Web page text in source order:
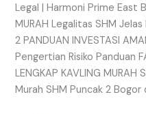
Legal | Harmoni Prime East
MURAH Legalitas SHM Jelas
2 PANDUAN INVESTASI
Pengertian Risiko Panduan
LENGKAP KAVLING MURAH
Murah SHM Puncak 2 Bogor